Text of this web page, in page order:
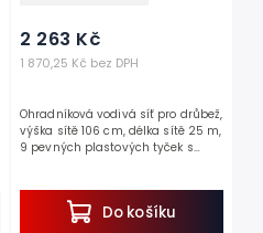
1 870,25 Kč bez DPH
2 263 Kč
Do košíku
Ohradníková vodivá síť pro drůbež,
výška sítě 106 cm, délka sítě 25 m,
9 pevných plastových tyček s
konstrukci...